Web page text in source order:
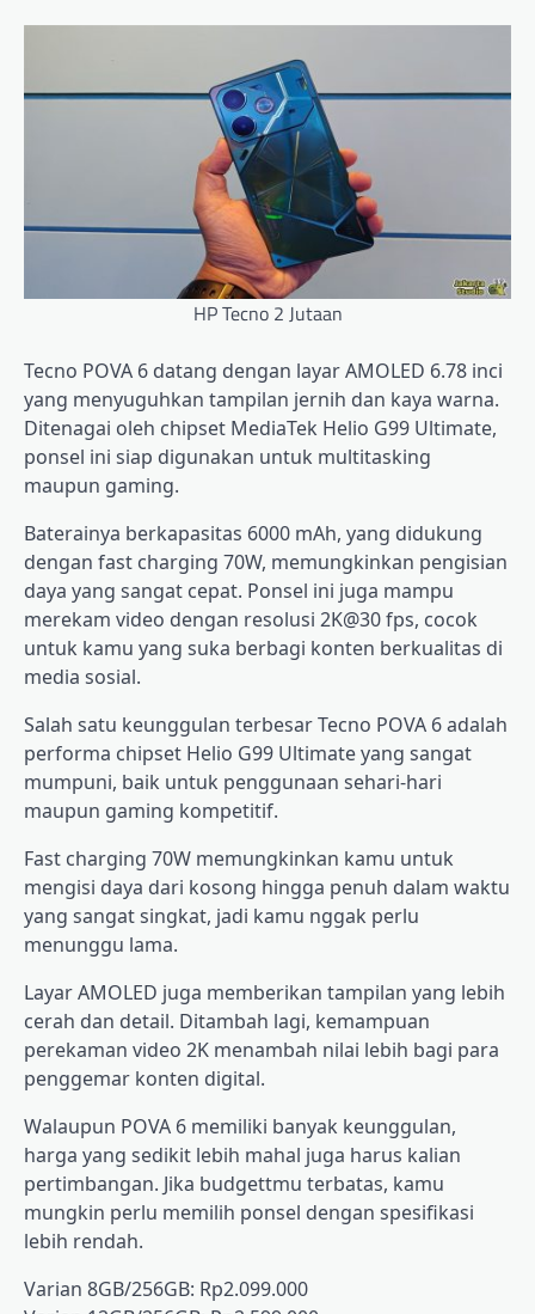
HP Tecno 2 Jutaan
Tecno POVA 6 datang dengan layar AMOLED 6.78 inci
yang menyuguhkan tampilan jernih dan kaya warna.
Ditenagai oleh chipset MediaTek Helio G99 Ultimate,
ponsel ini siap digunakan untuk multitasking
maupun gaming.
Baterainya berkapasitas 6000 mAh, yang didukung
dengan fast charging 70W, memungkinkan pengisian
daya yang sangat cepat. Ponsel ini juga mampu
merekam video dengan resolusi 2K@30 fps, cocok
untuk kamu yang suka berbagi konten berkualitas di
media sosial.
Salah satu keunggulan terbesar Tecno POVA 6 adalah
performa chipset Helio G99 Ultimate yang sangat
mumpuni, baik untuk penggunaan sehari-hari
maupun gaming kompetitif.
Fast charging 70W memungkinkan kamu untuk
mengisi daya dari kosong hingga penuh dalam waktu
yang sangat singkat, jadi kamu nggak perlu
menunggu lama.
Layar AMOLED juga memberikan tampilan yang lebih
cerah dan detail. Ditambah lagi, kemampuan
perekaman video 2K menambah nilai lebih bagi para
penggemar konten digital.
Walaupun POVA 6 memiliki banyak keunggulan,
harga yang sedikit lebih mahal juga harus kalian
pertimbangan. Jika budgettmu terbatas, kamu
mungkin perlu memilih ponsel dengan spesifikasi
lebih rendah.
Varian 8GB/256GB: Rp2.099.000